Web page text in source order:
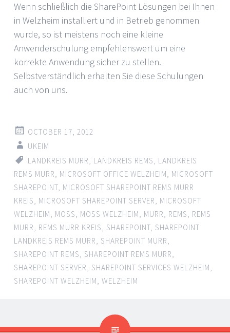
Wenn schließlich die SharePoint Lösungen bei Ihnen
in Welzheim installiert und in Betrieb genommen
wurde, so ist meistens noch eine kleine
Anwenderschulung empfehlenswert um eine
korrekte Anwendung sicher zu stellen.
Selbstverständlich erhalten Sie diese Schulungen
auch von uns.
OCTOBER 17, 2012
UKEIM
LANDKREIS MURR, LANDKREIS REMS, LANDKREIS
REMS MURR, MICROSOFT OFFICE WELZHEIM, MICROSOFT
SHAREPOINT, MICROSOFT SHAREPOINT REMS MURR
KREIS, MICROSOFT SHAREPOINT SERVER, MICROSOFT
WELZHEIM, MOSS, MOSS WELZHEIM, MURR, REMS, REMS
MURR, REMS MURR KREIS, SHAREPOINT, SHAREPOINT
LANDKREIS REMS MURR, SHAREPOINT MURR,
SHAREPOINT REMS, SHAREPOINT REMS MURR,
SHAREPOINT SERVER, SHAREPOINT SERVICES WELZHEIM,
SHAREPOINT WELZHEIM, WELZHEIM